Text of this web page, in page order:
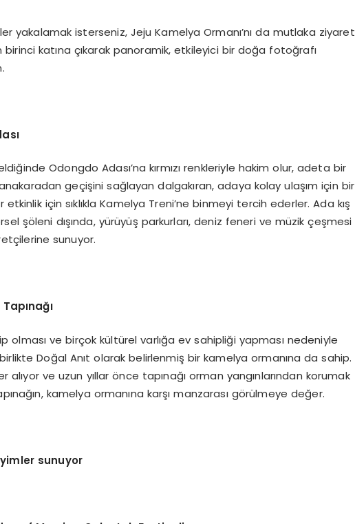
yakalamak isterseniz, Jeju Kamelya Ormanı’nı da mutlaka ziyaret
birinci katına çıkarak panoramik, etkileyici bir doğa fotoğrafı
Odongdo Adası’na kırmızı renkleriyle hakim olur, adeta bir
geçişini sağlayan dalgakıran, adaya kolay ulaşım için bir
etkinlik için sıklıkla Kamelya Treni’ne binmeyi tercih ederler. Ada kış
şöleni dışında, yürüyüş parkurları, deniz feneri ve müzik çeşmesi
sunuyor.
Tapınağı
olması ve birçok kültürel varlığa ev sahipliği yapması nedeniyle
Doğal Anıt olarak belirlenmiş bir kamelya ormanına da sahip.
alıyor ve uzun yıllar önce tapınağı orman yangınlarından korumak
kamelya ormanına karşı manzarası görülmeye değer.
sunuyor